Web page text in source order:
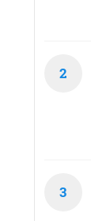
2
3